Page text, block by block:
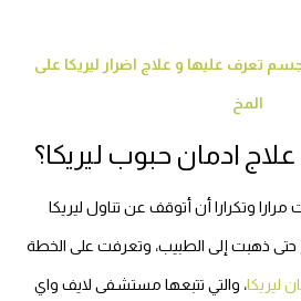
تعرف عليها و علاج اضرار ليريكا على
المخ
ادمان حبوب ليريكا؟
مرارا وتكرارا أن أتوقف عن تناول ليريكا
حتى ذهبت إلى الطبيب، وتعرفت على الخطة
ليريكا، والتي تتبعها مستشفى لايف واي